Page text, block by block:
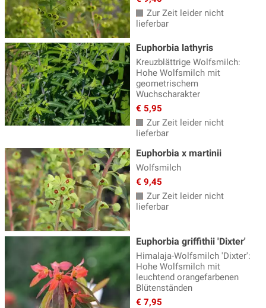
Lilientraube(3)
Lungenkraut(8)
Malven(5)
Margerite - Leucanthemum(4)
Mohn - Papaver(6)
Mädchenauge(9)
Nachtkerze - Oenothera
Nelken(8)
Nelkenwurz - Geum(9)
Oregano - Origanum(9)
Perlkörbchen - Anaphalis
Pfingstrosen
Phlox - Flammenblume(46)
Platterbse - Lathyrus(5)
Prachtkerze - Gaura
Zur Zeit leider nicht
lieferbar
Euphorbia lathyris
Kreuzblättrige Wolfsmilch:
Hohe Wolfsmilch mit
geometrischem
Wuchscharakter
€ 5,95
Zur Zeit leider nicht
lieferbar
Euphorbia x martinii
Wolfsmilch
€ 9,45
Zur Zeit leider nicht
lieferbar
Euphorbia griffithii 'Dixter'
Himalaja-Wolfsmilch 'Dixter':
Hohe Wolfsmilch mit
leuchtend orangefarbenen
Blütenständen
€ 7,95